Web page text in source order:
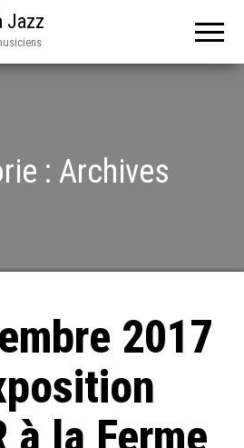
Jazz
: Archives
2017
à la Ferme